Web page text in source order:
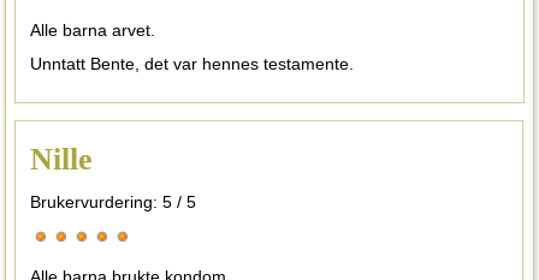
Alle barna arvet.
Unntatt Bente, det var hennes testamente.
Nille
Brukervurdering:5 /5